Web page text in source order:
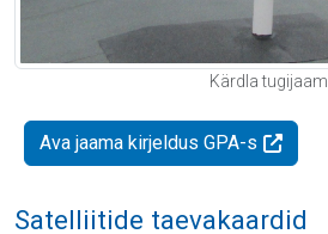
Kärdla tugijaam
Ava jaama kirjeldus GPA-s
Satelliitide taevakaardid